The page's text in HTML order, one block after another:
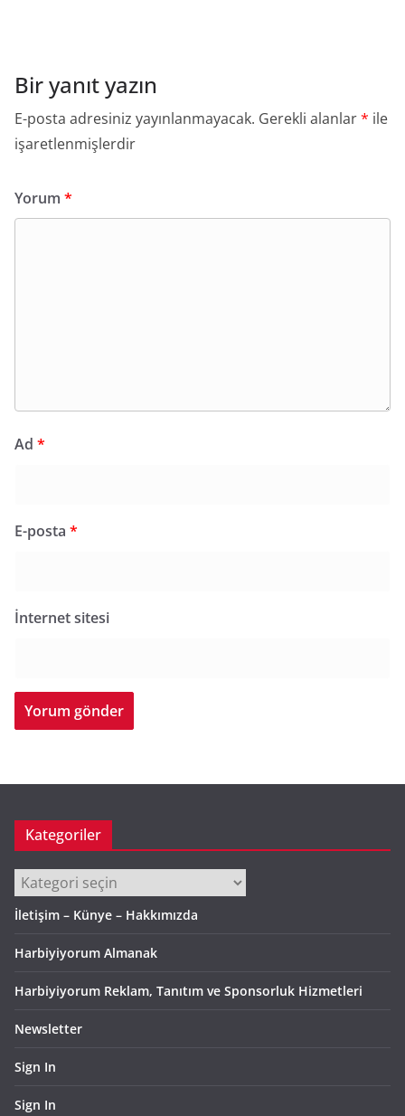
Bir yanıt yazın
E-posta adresiniz yayınlanmayacak. Gerekli alanlar* ile
işaretlenmişlerdir
Yorum *
Ad *
E-posta *
İnternet sitesi
Kategoriler
Kategoriler
İletişim – Künye – Hakkımızda
Harbiyiyorum Almanak
Harbiyiyorum Reklam, Tanıtım ve Sponsorluk Hizmetleri
Newsletter
Sign In
Sign In